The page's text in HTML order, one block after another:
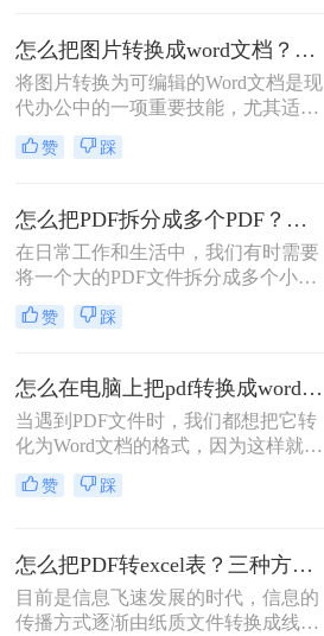
内容。那么，怎么把pdf转换成word文
档呢？下面我将为您详细介绍几种实
用的方法。
怎么把图片转换成word文档？梳理3种主流转换方法！
将图片转换为可编辑的Word文档是现
代办公中的一项重要技能，尤其适用
于处理扫描件、截图或照片中的文字
内容。那么怎么把图片转换成word文
法，助您精准选择最佳方案。
赞 踩
怎么把PDF拆分成多个PDF？分享转转大师二个拆分方法！
在日常工作和生活中，我们有时需要
将一个大的PDF文件拆分成多个小的
PDF文件，以便更好地组织、管理和
分享内容。那么怎么把PDF拆分成多
PDF的方法，帮助您轻松完成这项任
务。
赞 踩
怎么在电脑上把pdf转换成word？转转大师在线转换就能解决！
当遇到PDF文件时，我们都想把它转
化为Word文档的格式，因为这样就能
编辑PDF文件了。那么你知道怎么在
电脑上把pdf转换成word吗？说到格式
次遇到这种问题就不用担心了。
赞 踩
怎么把PDF转excel表？三种方法帮你解决！
目前是信息飞速发展的时代，信息的
传播方式逐渐由纸质文件转换成线上